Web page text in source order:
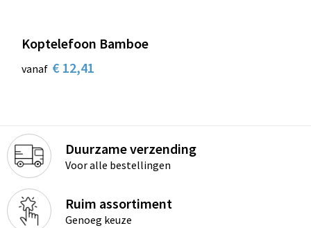
Koptelefoon Bamboe
vanaf € 12,41
Duurzame verzending
Voor alle bestellingen
Ruim assortiment
Genoeg keuze